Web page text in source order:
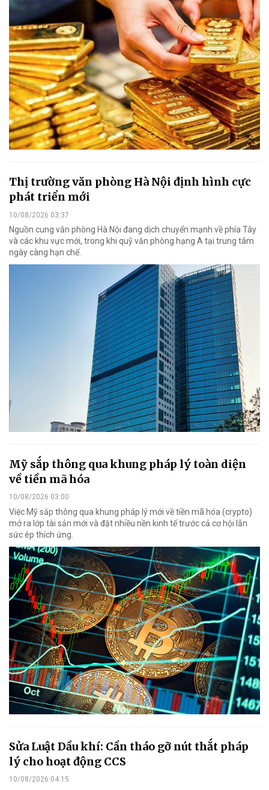
Thị trường văn phòng Hà Nội định hình cực
phát triển mới
10/08/2026 03:37
Nguồn cung văn phòng Hà Nội đang dịch chuyển mạnh về phía Tây
và các khu vực mới, trong khi quỹ văn phòng hạng A tại trung tâm
ngày càng hạn chế.
Mỹ sắp thông qua khung pháp lý toàn diện
về tiền mã hóa
10/08/2026 03:00
Việc Mỹ sắp thông qua khung pháp lý mới về tiền mã hóa (crypto)
mở ra lớp tài sản mới và đặt nhiều nền kinh tế trước cả cơ hội lẫn
sức ép thích ứng.
Sửa Luật Dầu khí: Cần tháo gỡ nút thắt pháp
lý cho hoạt động CCS
10/08/2026 04:15